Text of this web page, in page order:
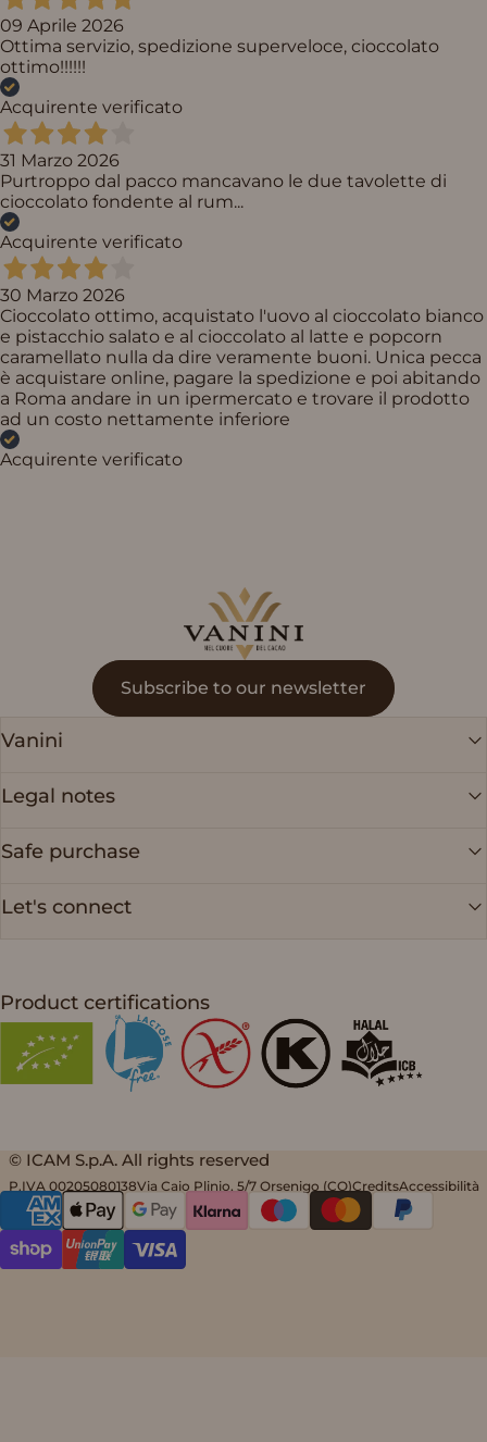
09 Aprile 2026
Ottima servizio, spedizione superveloce, cioccolato
ottimo!!!!!!
Acquirente verificato
31 Marzo 2026
Purtroppo dal pacco mancavano le due tavolette di
cioccolato fondente al rum...
Acquirente verificato
30 Marzo 2026
Cioccolato ottimo, acquistato l'uovo al cioccolato bianco
e pistacchio salato e al cioccolato al latte e popcorn
caramellato nulla da dire veramente buoni. Unica pecca
è acquistare online, pagare la spedizione e poi abitando
a Roma andare in un ipermercato e trovare il prodotto
ad un costo nettamente inferiore
Acquirente verificato
Vanini
Subscribe to our newsletter
Vanini
Legal notes
Safe purchase
Let's connect
Product certifications
© ICAM S.p.A. All rights reserved
P.IVA 00205080138Via Caio Plinio, 5/7 Orsenigo (CO)CreditsAccessibilità